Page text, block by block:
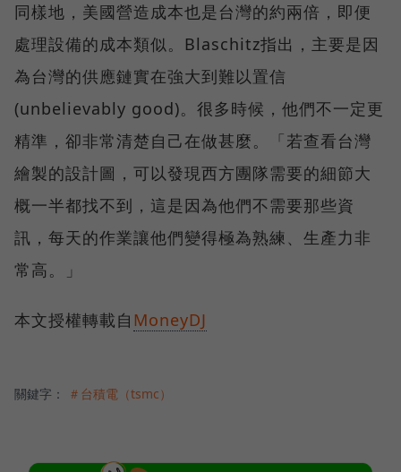
同樣地，美國營造成本也是台灣的約兩倍，即便
處理設備的成本類似。Blaschitz指出，主要是因
為台灣的供應鏈實在強大到難以置信
(unbelievably good)。很多時候，他們不一定更
精準，卻非常清楚自己在做甚麼。「若查看台灣
繪製的設計圖，可以發現西方團隊需要的細節大
概一半都找不到，這是因為他們不需要那些資
訊，每天的作業讓他們變得極為熟練、生產力非
常高。」
本文授權轉載自 MoneyDJ
關鍵字： ＃台積電（tsmc）